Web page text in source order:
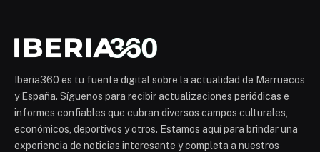
Iberia360 es tu fuente digital sobre la actualidad de Marruecos
y España. Síguenos para recibir actualizaciones periódicas e
informes confiables que cubran diversos campos culturales,
económicos, deportivos y otros. Estamos aquí para brindar una
experiencia de noticias interesante y completa a nuestros